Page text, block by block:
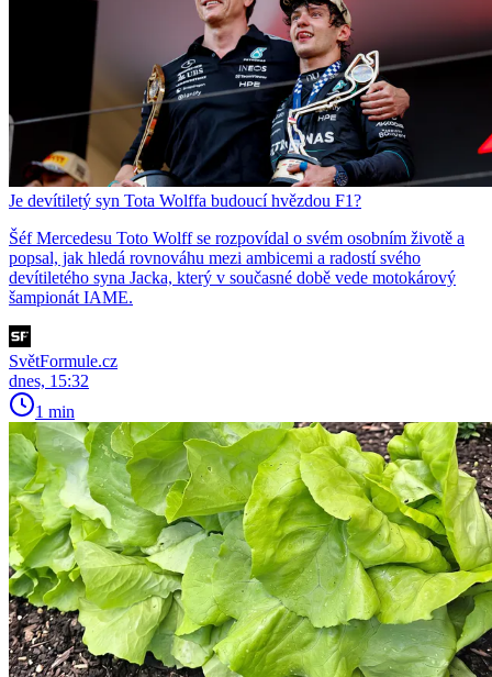
Je devítiletý syn Tota Wolffa budoucí hvězdou F1?
Šéf Mercedesu Toto Wolff se rozpovídal o svém osobním životě a
popsal, jak hledá rovnováhu mezi ambicemi a radostí svého
devítiletého syna Jacka, který v současné době vede motokárový
šampionát IAME.
SvětFormule.cz
dnes, 15:32
1 min